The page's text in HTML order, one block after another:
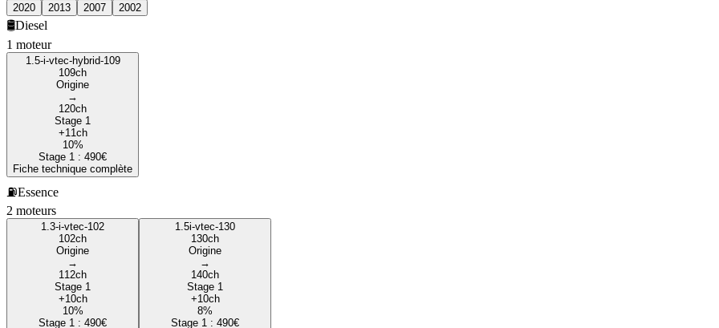
2020 2013 2007 2002
🛢️Diesel
1 moteur
1.5-i-vtec-hybrid-109
109ch
Origine
→
120ch
Stage 1
+11ch
10%
Stage 1 : 490€
Fiche technique complète
⛽Essence
2 moteurs
1.3-i-vtec-102
102ch
Origine
→
112ch
Stage 1
+10ch
10%
Stage 1 : 490€
1.5i-vtec-130
130ch
Origine
→
140ch
Stage 1
+10ch
8%
Stage 1 : 490€